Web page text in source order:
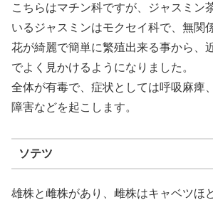
こちらはマチン科ですが、ジャスミン
いるジャスミンはモクセイ科で、無関
花が綺麗で簡単に繁殖出来る事から、
でよく見かけるようになりました。
全体が有毒で、症状としては呼吸麻痺
障害などを起こします。
ソテツ
雄株と雌株があり、雌株はキャベツほ